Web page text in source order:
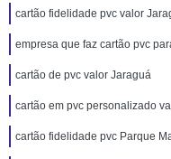
cartão fidelidade pvc valor
empresa que faz cartão pvc
cartão de pvc valor Jaraguá
cartão em pvc personalizado
cartão fidelidade pvc Parque